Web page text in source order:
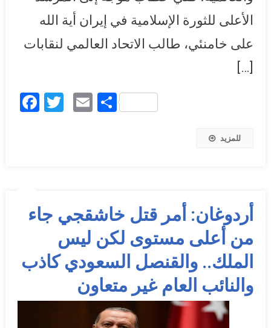
الأعلى للثورة الإسلامية في إيران أية الله
على خامنئي، طالب الاتحاد العالمي لنقابات
[…]
Facebook
Twitter
EmailShare
للمزيد
أردوغان: أمر قتل خاشقجي جاء
من أعلى مستوى لكن ليس
الملك.. والقنصل السعودي كاذب
والنائب العام غير متعاون